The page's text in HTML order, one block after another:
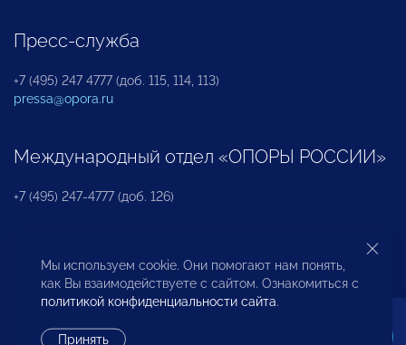
Пресс-служба
+7 (495) 247 4777 (доб. 115, 114, 113)
pressa@opora.ru
Международный отдел «ОПОРЫ РОССИИ»
+7 (495) 247-4777 (доб. 126)
Бюро по защите прав предпринимателей и
инвесторов
Мы используем cookie. Они помогают нам понять,
как Вы взаимодействуете с сайтом. Ознакомиться с
политикой конфиденциальности сайта.
Принять